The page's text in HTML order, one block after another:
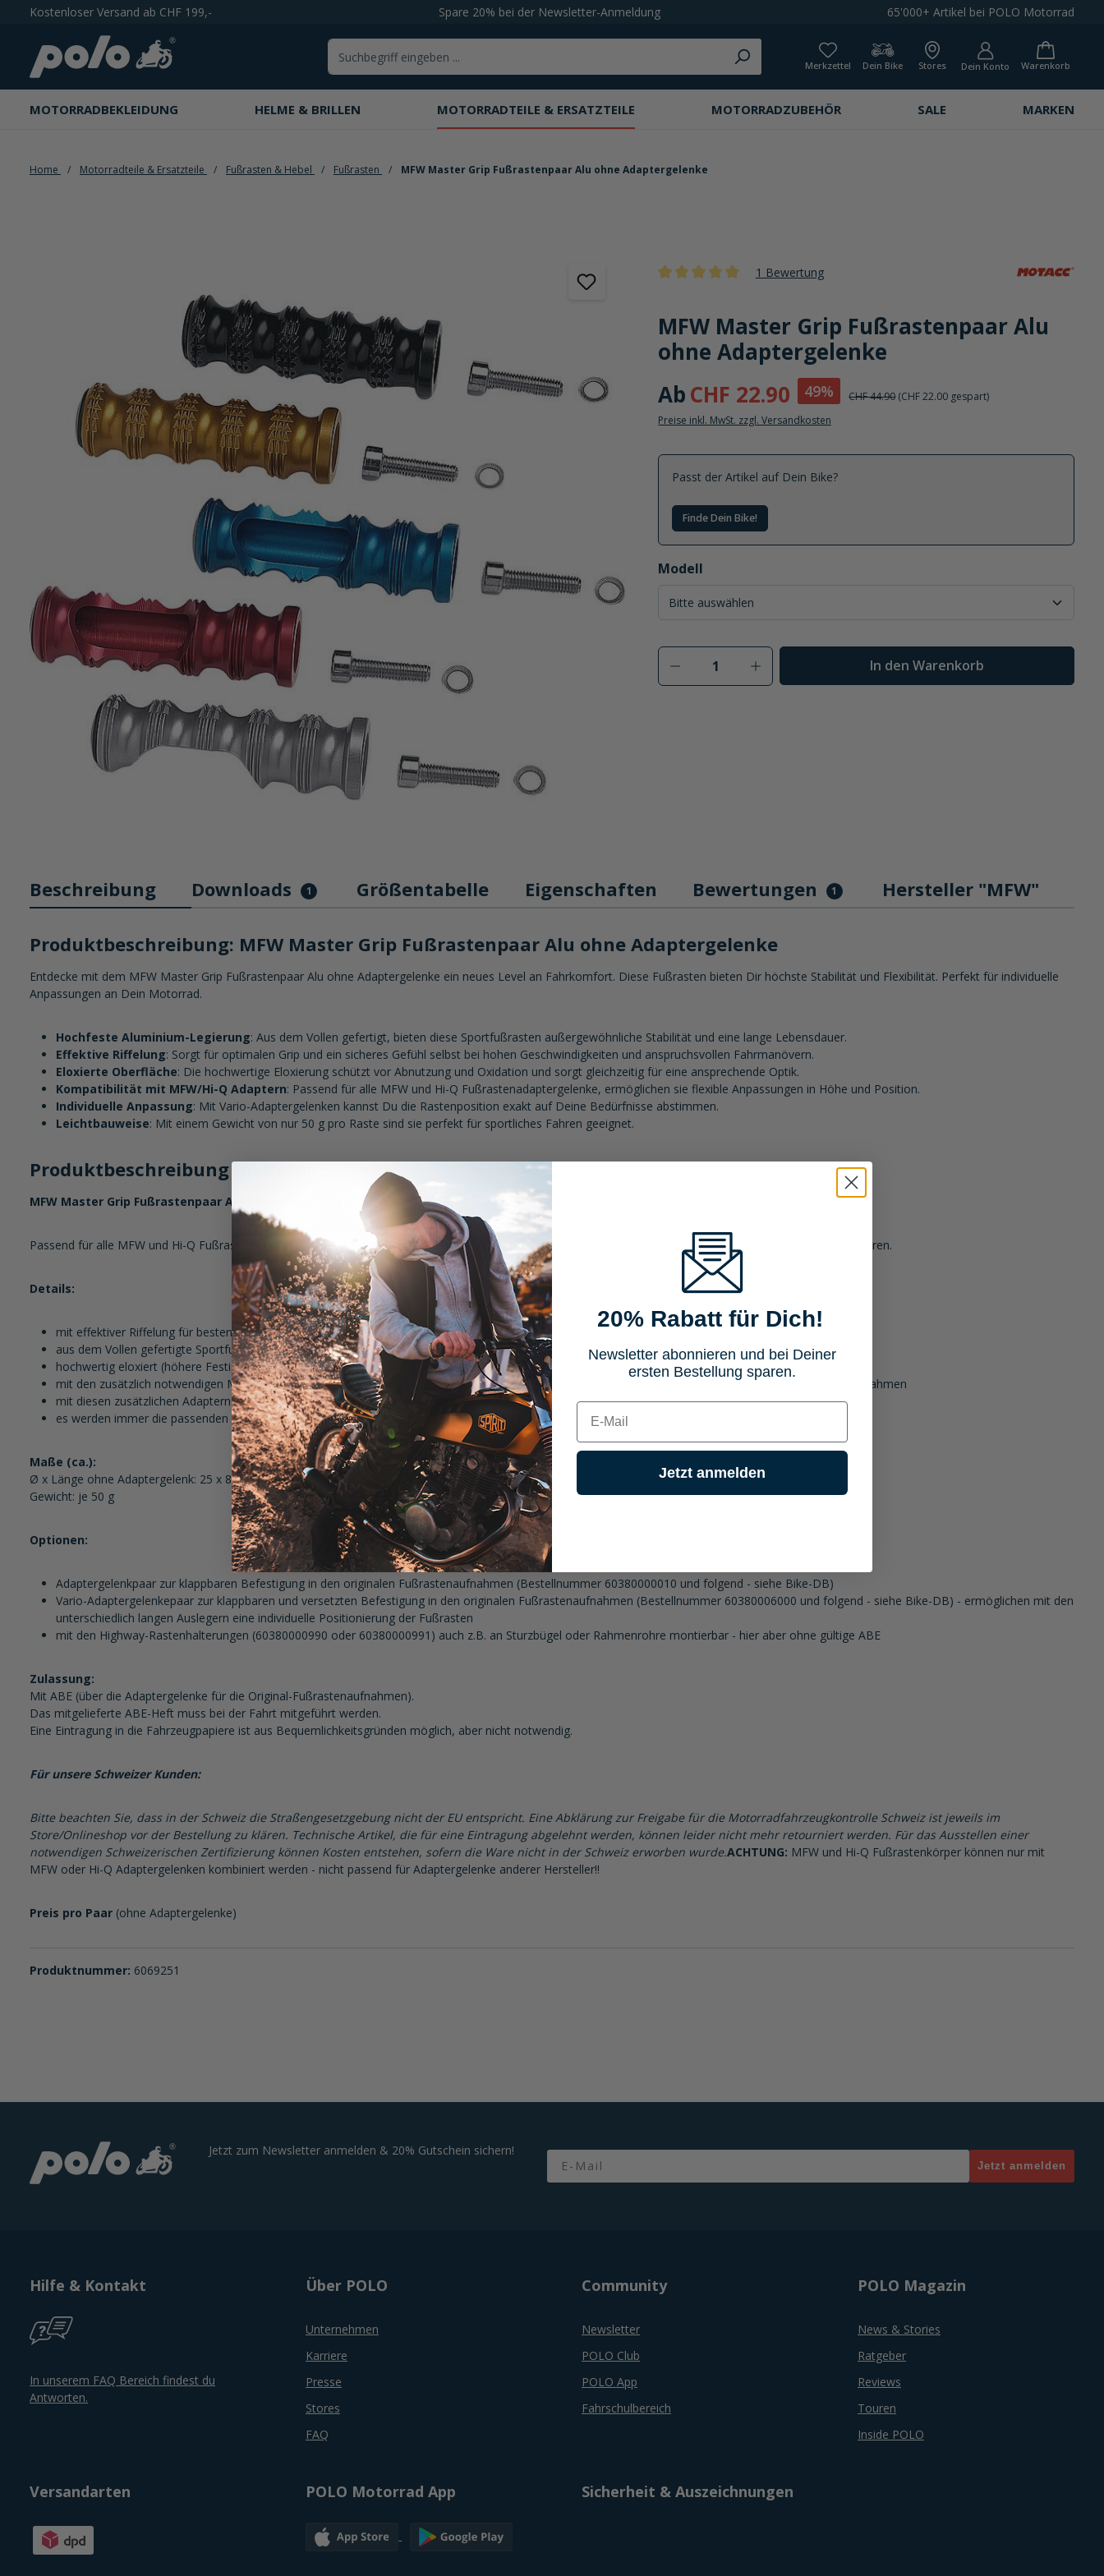
Zur Hauptnavigation springen
Kostenloser Versand ab CHF 199,- Spare 20% bei der Newsletter-Anmeldung 65'000+ Artikel bei POLO Motorrad
Merkzettel Dein Bike Stores Dein Konto Warenkorb
MOTORRADBEKLEIDUNG HELME & BRILLEN MOTORRADTEILE & ERSATZTEILE MOTORRADZUBEHÖR SALE MARKEN
Home Motorradteile & Ersatzteile Fußrasten & Hebel Fußrasten MFW Master Grip Fußrastenpaar Alu ohne Adaptergelenke
1 Bewertung
MFW Master Grip Fußrastenpaar Alu
ohne Adaptergelenke
AbCHF 22.90 49% CHF 44.90 (CHF 22.00 gespart)
Preise inkl. MwSt. zzgl. Versandkosten
Passt der Artikel auf Dein Bike?
Finde Dein Bike!
Modell
auswählen
Produkt Anzahl: Gib den gewünschten Wert ein
In den Warenkorb
Beschreibung Downloads 1 Größentabelle Eigenschaften Bewertungen 1 Hersteller "MFW"
Produktbeschreibung: MFW Master Grip Fußrastenpaar Alu ohne Adaptergelenke
Entdecke mit dem MFW Master Grip Fußrastenpaar Alu ohne Adaptergelenke ein neues Level an Fahrkomfort. Diese Fußrasten bieten Dir höchste Stabilität und Flexibilität. Perfekt für individuelle
Anpassungen an Dein Motorrad.
Hochfeste Aluminium-Legierung: Aus dem Vollen gefertigt, bieten diese Sportfußrasten außergewöhnliche Stabilität und eine lange Lebensdauer.
Effektive Riffelung: Sorgt für optimalen Grip und ein sicheres Gefühl selbst bei hohen Geschwindigkeiten und anspruchsvollen Fahrmanövern.
Eloxierte Oberfläche: Die hochwertige Eloxierung schützt vor Abnutzung und Oxidation und sorgt gleichzeitig für eine ansprechende Optik.
Kompatibilität mit MFW/Hi-Q Adaptern: Passend für alle MFW und Hi-Q Fußrastenadaptergelenke, ermöglichen sie flexible Anpassungen in Höhe und Position.
Individuelle Anpassung: Mit Vario-Adaptergelenken kannst Du die Rastenposition exakt auf Deine Bedürfnisse abstimmen.
Leichtbauweise: Mit einem Gewicht von nur 50 g pro Raste sind sie perfekt für sportliches Fahren geeignet.
Produktbeschreibung im Detail:
MFW Master Grip Fußrastenpaar Alu ohne Adaptergelenke
Passend für alle MFW und Hi-Q Fußrastenadaptergelenke. Ihr könnt die Rasten also mit den Vario-Gelenken auch höher, tiefer vor- oder zurückversetzt montieren.
Details:
mit effektiver Riffelung für besten Top Grip der Füße auf den Rasten
aus dem Vollen gefertigte Sportfußrasten aus einer hochfesten Aluminium-Legierung
hochwertig eloxiert (höhere Festigkeit, unempfindlicher gegen Abnutzung, Oxidationsschutz)
mit den zusätzlich notwendigen MFW/Hi-Q Adapter- oder MFW/Hi-Q Vario-Adaptergelenken mit Höhenverstellung passend für die Original-Fußrastenaufnahmen
mit diesen zusätzlichen Adaptern also ganz einfach gegen die Originalrasten austauschbar
es werden immer die passenden Adaptergelenke für Ihr Motorrad (siehe Bike-DB) und die Rastenkörper in der Farbe Ihrer Wahl benötigt
Maße (ca.):
Ø x Länge ohne Adaptergelenk: 25 x 82 mm
Gewicht: je 50 g
Optionen:
Adaptergelenkpaar zur klappbaren Befestigung in den originalen Fußrastenaufnahmen (Bestellnummer 60380000010 und folgend - siehe Bike-DB)
Vario-Adaptergelenkepaar zur klappbaren und versetzten Befestigung in den originalen Fußrastenaufnahmen (Bestellnummer 60380006000 und folgend - siehe Bike-DB) - ermöglichen mit den
unterschiedlich langen Auslegern eine individuelle Positionierung der Fußrasten
mit den Highway-Rastenhalterungen (60380000990 oder 60380000991) auch z.B. an Sturzbügel oder Rahmenrohre montierbar - hier aber ohne gültige ABE
Zulassung:
Mit ABE (über die Adaptergelenke für die Original-Fußrastenaufnahmen).
Das mitgelieferte ABE-Heft muss bei der Fahrt mitgeführt werden.
Eine Eintragung in die Fahrzeugpapiere ist aus Bequemlichkeitsgründen möglich, aber nicht notwendig.
Für unsere Schweizer Kunden:
Bitte beachten Sie, dass in der Schweiz die Straßengesetzgebung nicht der EU entspricht. Eine Abklärung zur Freigabe für die Motorradfahrzeugkontrolle Schweiz ist jeweils im
Store/Onlineshop vor der Bestellung zu klären. Technische Artikel, die für eine Eintragung abgelehnt werden, können leider nicht mehr retourniert werden. Für das Ausstellen einer
notwendigen Schweizerischen Zertifizierung können Kosten entstehen, sofern die Ware nicht in der Schweiz erworben wurde.ACHTUNG: MFW und Hi-Q Fußrastenkörper können nur mit
MFW oder Hi-Q Adaptergelenken kombiniert werden - nicht passend für Adaptergelenke anderer Hersteller!!
Preis pro Paar (ohne Adaptergelenke)
Produktnummer: 6069251
Jetzt zum Newsletter anmelden & 20% Gutschein sichern! Email
Jetzt anmelden
Hilfe & Kontakt
In unserem FAQ Bereich findest du
Antworten.
Über POLO
Unternehmen
Karriere
Presse
Stores
FAQ
Community
Newsletter
POLO Club
POLO App
Fahrschulbereich
POLO Magazin
News & Stories
Ratgeber
Reviews
Touren
Inside POLO
Versandarten POLO Motorrad App Sicherheit & Auszeichnungen
20% Rabatt für Dich!
Newsletter abonnieren und bei Deiner
ersten Bestellung sparen.
E-mail
Jetzt anmelden